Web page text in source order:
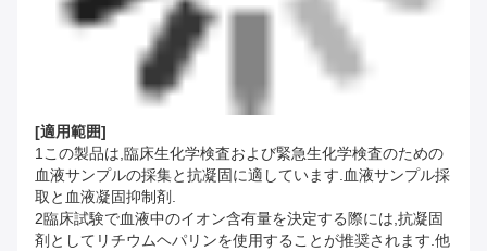
[適用範囲]
1この製品は,臨床生化学検査および緊急生化学検査のための
血液サンプルの採集と抗凝固に適しています.血液サンプル採
取と血液凝固抑制剤.
2臨床試験で血液中のイオン含有量を決定する際には,抗凝固
剤としてリチウムヘパリンを使用することが推奨されます.他